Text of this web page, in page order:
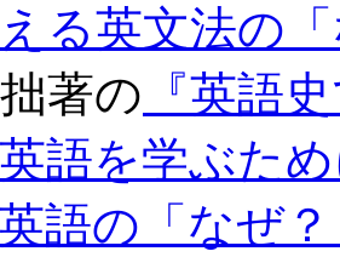
る英文法の
著の 『英語
語を学ぶた
英語の「なぜ